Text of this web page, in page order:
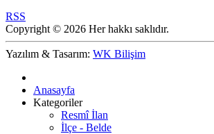
RSS
Copyright © 2026 Her hakkı saklıdır.
Yazılım & Tasarım: WK Bilişim
Anasayfa
Kategoriler
Resmî İlan
İlçe - Belde